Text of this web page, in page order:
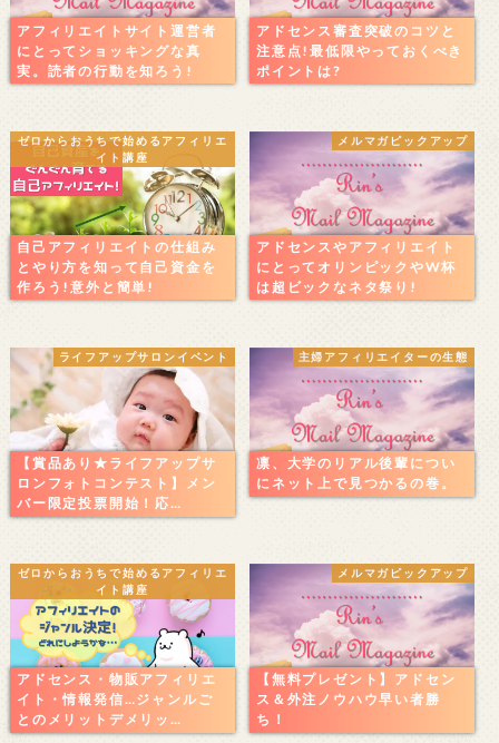
アフィリエイトサイト運営者
にとってショッキングな真
実。読者の行動を知ろう!
アドセンス審査突破のコツと
注意点!最低限やっておくべき
ポイントは?
ゼロからおうちで始めるアフィリエ
イト講座
自己アフィリエイトの仕組み
とやり方を知って自己資金を
作ろう!意外と簡単!
メルマガピックアップ
アドセンスやアフィリエイト
にとってオリンピックやW杯
は超ビックなネタ祭り!
ライフアップサロンイベント
【賞品あり★ライフアップサ
ロンフォトコンテスト】メン
バー限定投票開始！応…
主婦アフィリエイターの生態
凛、大学のリアル後輩につい
にネット上で見つかるの巻。
ゼロからおうちで始めるアフィリエ
イト講座
アドセンス・物販アフィリエ
イト・情報発信…ジャンルご
とのメリットデメリッ…
メルマガピックアップ
【無料プレゼント】アドセン
ス＆外注ノウハウ早い者勝
ち！